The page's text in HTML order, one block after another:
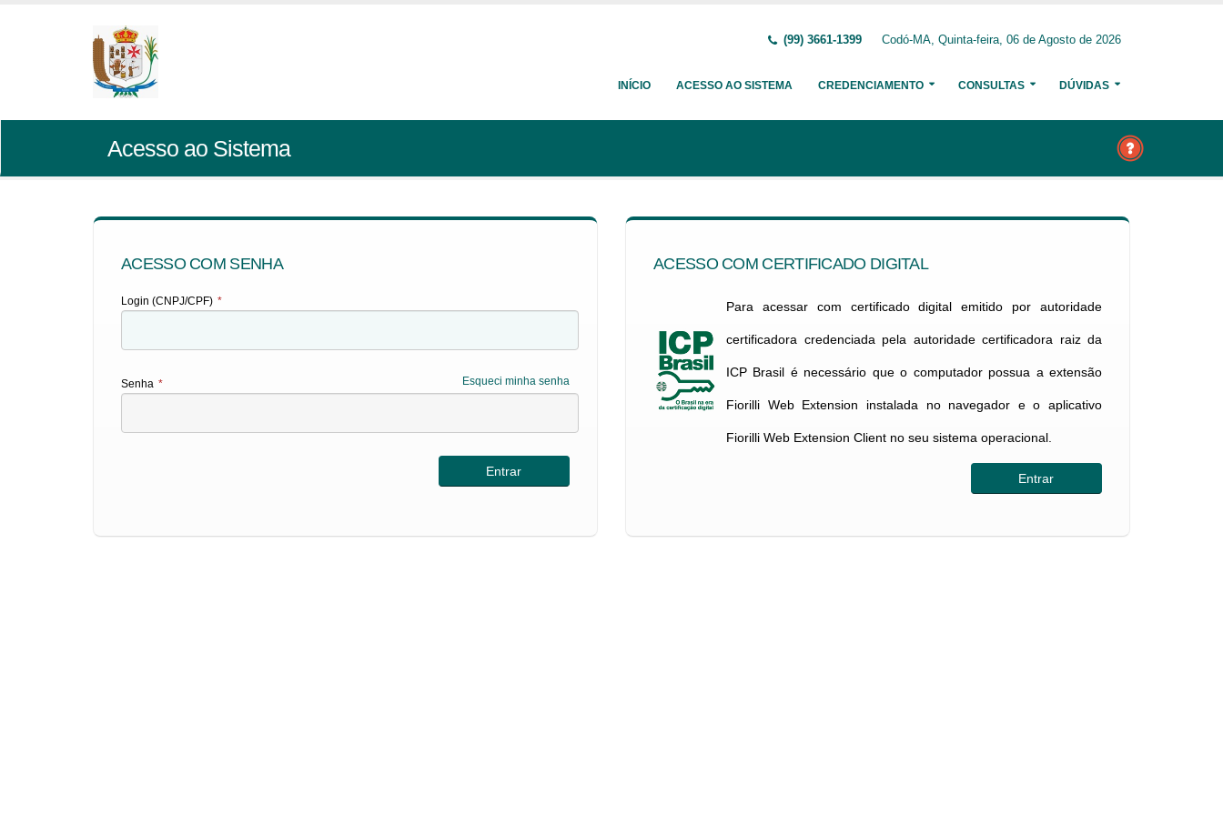
(99) 3661-1399 Codó-MA, Quinta-feira, 06 de Agosto de 2026
INÍCIO ACESSO AO SISTEMA CREDENCIAMENTO CONSULTAS DÚVIDAS
Acesso ao Sistema
ACESSO COM SENHA
Login (CNPJ/CPF) *
Esqueci minha senha
Senha *
ACESSO COM CERTIFICADO DIGITAL
Para acessar com certificado digital emitido por autoridade
certificadora credenciada pela autoridade certificadora raiz da
ICP Brasil é necessário que o computador possua a extensão
Fiorilli Web Extension instalada no navegador e o aplicativo
Fiorilli Web Extension Client no seu sistema operacional.